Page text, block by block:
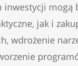
inwestycji mogą
jak i
wdrożenie